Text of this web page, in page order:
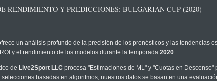
RENDIMIENTO Y PREDICCIONES: BULGARIAN CUP (2020)
un análisis profundo de la precisión de los pronósticos y las tendencias
y el rendimiento de los modelos durante la temporada 2020.
de Live2Sport LLC procesa "Estimaciones de ML" y "Cuotas en Descenso"
selecciones basadas en algoritmos, nuestros datos se basan en una